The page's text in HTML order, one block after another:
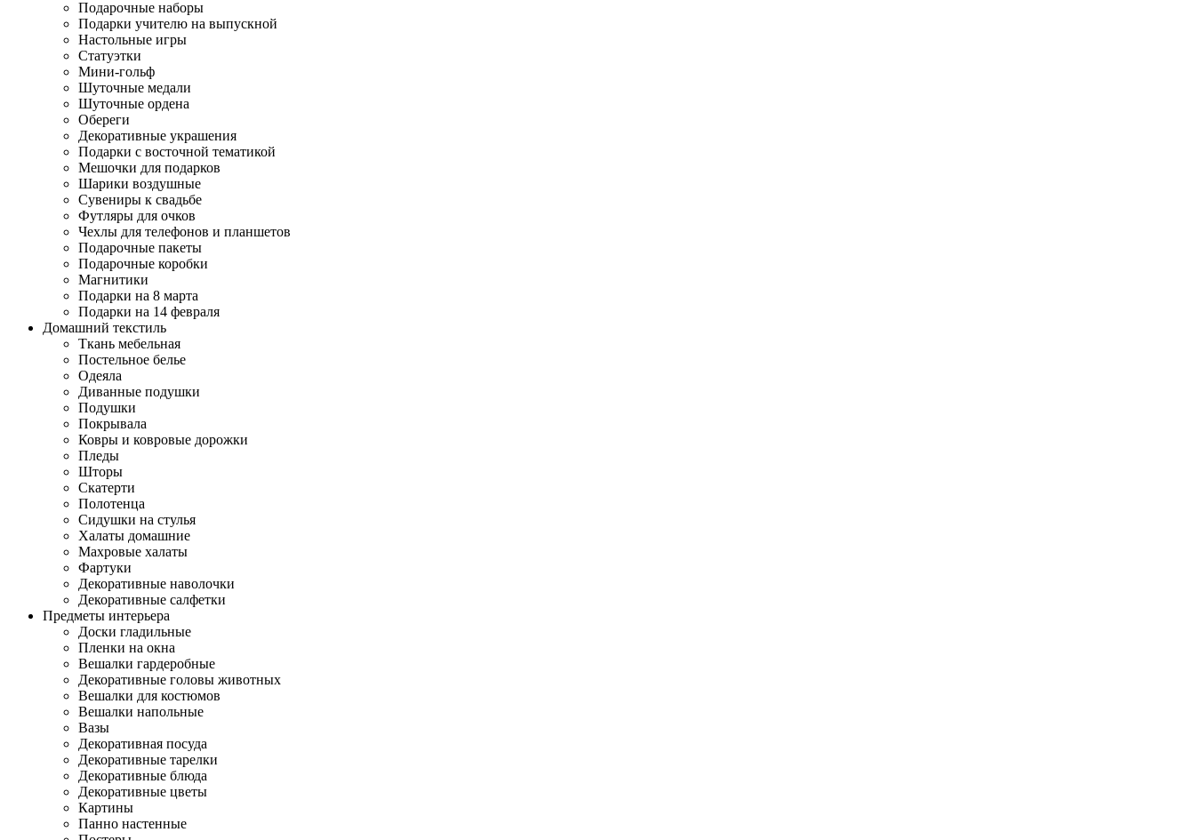
Подарочные наборы
Подарки учителю на выпускной
Настольные игры
Статуэтки
Мини-гольф
Шуточные медали
Шуточные ордена
Обереги
Декоративные украшения
Подарки с восточной тематикой
Мешочки для подарков
Шарики воздушные
Сувениры к свадьбе
Футляры для очков
Чехлы для телефонов и планшетов
Подарочные пакеты
Подарочные коробки
Магнитики
Подарки на 8 марта
Подарки на 14 февраля
Домашний текстиль
Ткань мебельная
Постельное белье
Одеяла
Диванные подушки
Подушки
Покрывала
Ковры и ковровые дорожки
Пледы
Шторы
Скатерти
Полотенца
Сидушки на стулья
Халаты домашние
Махровые халаты
Фартуки
Декоративные наволочки
Декоративные салфетки
Предметы интерьера
Доски гладильные
Пленки на окна
Вешалки гардеробные
Декоративные головы животных
Вешалки для костюмов
Вешалки напольные
Вазы
Декоративная посуда
Декоративные тарелки
Декоративные блюда
Декоративные цветы
Картины
Панно настенные